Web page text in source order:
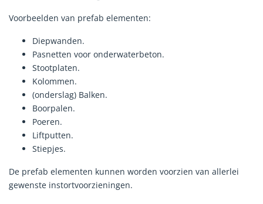
Voorbeelden van prefab elementen:
Diepwanden.
Pasnetten voor onderwaterbeton.
Stootplaten.
Kolommen.
(onderslag) Balken.
Boorpalen.
Poeren.
Liftputten.
Stiepjes.
De prefab elementen kunnen worden voorzien van allerlei
gewenste instortvoorzieningen.